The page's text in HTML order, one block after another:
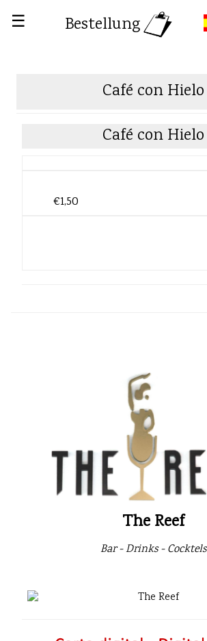
☰ Bestellung
Café con Hielo
Café con Hielo
€1,50
The Reef
Bar - Drinks - Cocktels